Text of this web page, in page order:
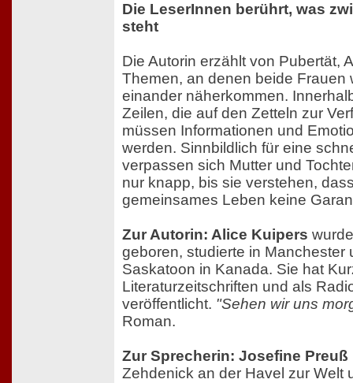
Die LeserInnen berührt, was
steht
Die Autorin erzählt von Pubertät,
Themen, an denen beide Frauen
einander näherkommen.
Zeilen, die auf den Zetteln zur
müssen Informationen und
werden. Sinnbildlich für eine
verpassen sich Mutter und
nur knapp, bis sie verstehen,
gemeinsames Leben keine
Zur Autorin: Alice Kuipers
geboren, studierte in Manchester
Saskatoon in Kanada. Sie hat
Literaturzeitschriften und als
veröffentlicht. "Sehen wir uns
Roman.
Zur Sprecherin: Josefine Preuß
Zehdenick an der Havel zur Welt